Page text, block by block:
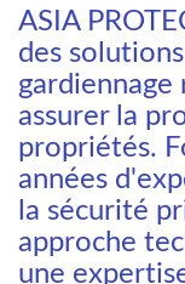
ASIA
des
assurer la
propriétés.
années
la sécurité
approche
une